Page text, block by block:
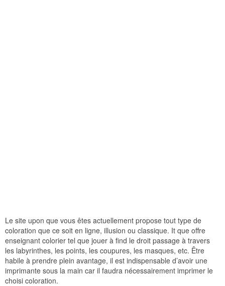
Le site upon que vous êtes actuellement propose tout type de
coloration que ce soit en ligne, illusion ou classique. It que offre
enseignant colorier tel que jouer à find le droit passage à travers
les labyrinthes, les points, les coupures, les masques, etc. Être
habile à prendre plein avantage, il est indispensable d’avoir une
imprimante sous la main car il faudra nécessairement imprimer le
choisi coloration.